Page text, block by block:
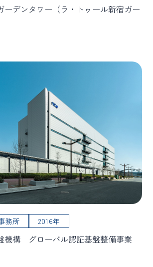
ーデンタワー（ラ・トゥール新宿ガー
務所 2016年
機構 グローバル認証基盤整備事業